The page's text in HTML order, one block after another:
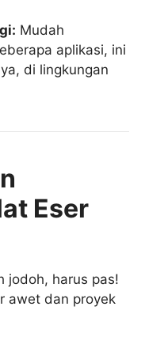
Mudah
aplikasi, ini
di lingkungan
Eser
jodoh, harus pas!
awet dan proyek